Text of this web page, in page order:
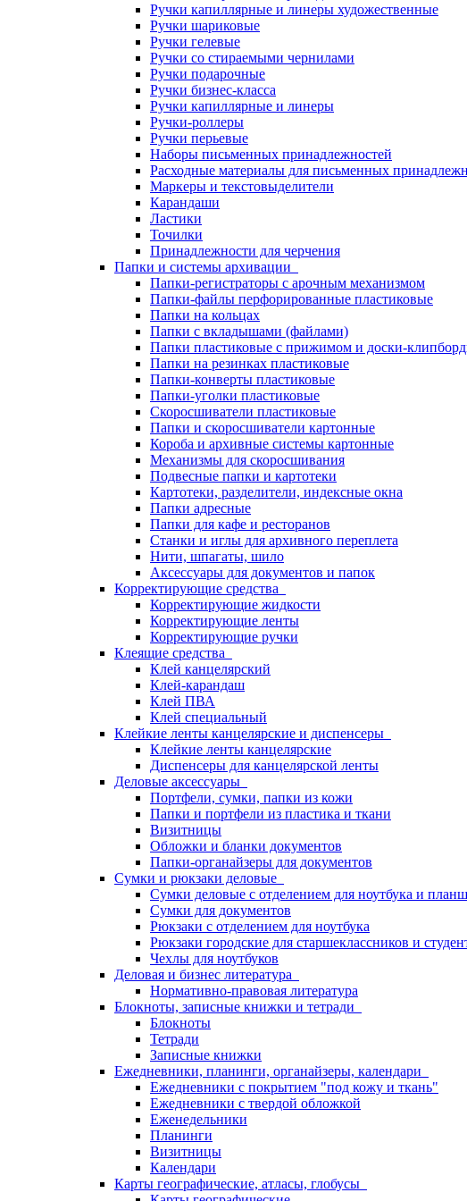
Ручки капиллярные и линеры художественные
Ручки шариковые
Ручки гелевые
Ручки со стираемыми чернилами
Ручки подарочные
Ручки бизнес-класса
Ручки капиллярные и линеры
Ручки-роллеры
Ручки перьевые
Наборы письменных принадлежностей
Расходные материалы для письменных
Маркеры и текстовыделители
Карандаши
Ластики
Точилки
Принадлежности для черчения
Папки и системы архивации
Папки-регистраторы с арочным механизмом
Папки-файлы перфорированные пластиковые
Папки на кольцах
Папки с вкладышами (файлами)
Папки пластиковые с прижимом и доски-
Папки на резинках пластиковые
Папки-конверты пластиковые
Папки-уголки пластиковые
Скоросшиватели пластиковые
Папки и скоросшиватели картонные
Короба и архивные системы картонные
Механизмы для скоросшивания
Подвесные папки и картотеки
Картотеки, разделители, индексные окна
Папки адресные
Папки для кафе и ресторанов
Станки и иглы для архивного переплета
Нити, шпагаты, шило
Аксессуары для документов и папок
Корректирующие средства
Корректирующие жидкости
Корректирующие ленты
Корректирующие ручки
Клеящие средства
Клей канцелярский
Клей-карандаш
Клей ПВА
Клей специальный
Клейкие ленты канцелярские и диспенсеры
Клейкие ленты канцелярские
Диспенсеры для канцелярской ленты
Деловые аксессуары
Портфели, сумки, папки из кожи
Папки и портфели из пластика и ткани
Визитницы
Обложки и бланки документов
Папки-органайзеры для документов
Сумки и рюкзаки деловые
Сумки деловые с отделением для ноутбука и
Сумки для документов
Рюкзаки с отделением для ноутбука
Рюкзаки городские для старшеклассников и
Чехлы для ноутбуков
Деловая и бизнес литература
Нормативно-правовая литература
Блокноты, записные книжки и тетради
Блокноты
Тетради
Записные книжки
Ежедневники, планинги, органайзеры, календари
Ежедневники с покрытием "под кожу и ткань"
Ежедневники с твердой обложкой
Еженедельники
Планинги
Визитницы
Календари
Карты географические, атласы, глобусы